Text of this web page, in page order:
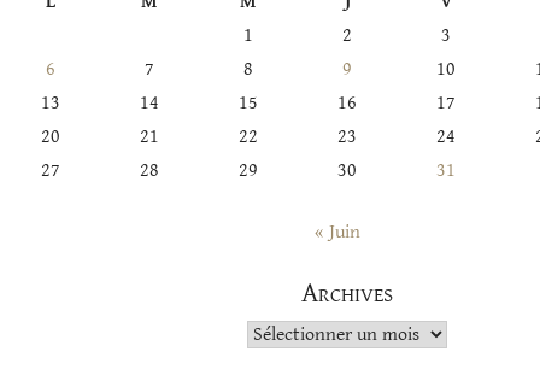
1
2
3
6
7 8 9 10
13
14 15 16 17
20
21 22 23 24
27
28 29 30 31
« Juin
Archives
Archives